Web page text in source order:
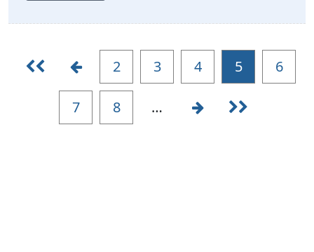
2 3 4 5 6
7 8 …